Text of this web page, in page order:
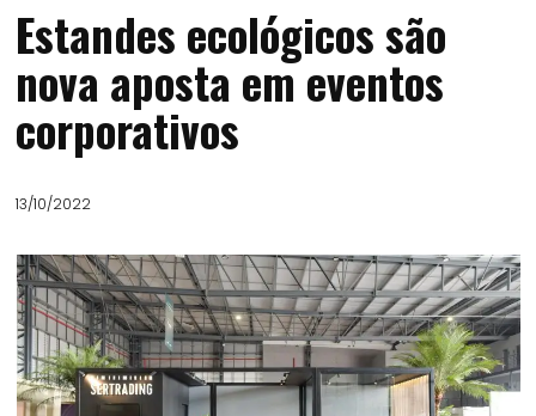
Estandes ecológicos são
nova aposta em eventos
corporativos
13/10/2022